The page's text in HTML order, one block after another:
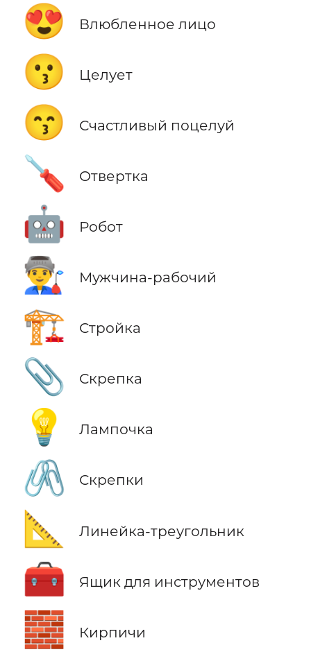
😍 Влюбленное лицо
😗 Целует
😙 Счастливый поцелуй
🪛 Отвертка
🤖 Робот
👨‍🏭 Мужчина-рабочий
🏗️ Стройка
📎 Скрепка
💡 Лампочка
🖇️ Скрепки
📐 Линейка-треугольник
🧰 Ящик для инструментов
🧱 Кирпичи